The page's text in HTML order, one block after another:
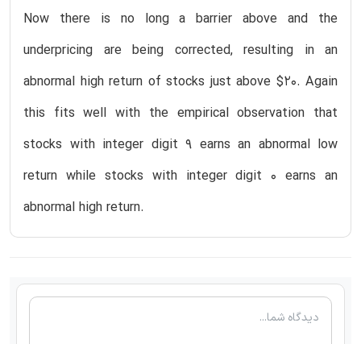
Now there is no long a barrier above and the
underpricing are being corrected, resulting in an
abnormal high return of stocks just above $20. Again
this fits well with the empirical observation that
stocks with integer digit 9 earns an abnormal low
return while stocks with integer digit 0 earns an
abnormal high return.